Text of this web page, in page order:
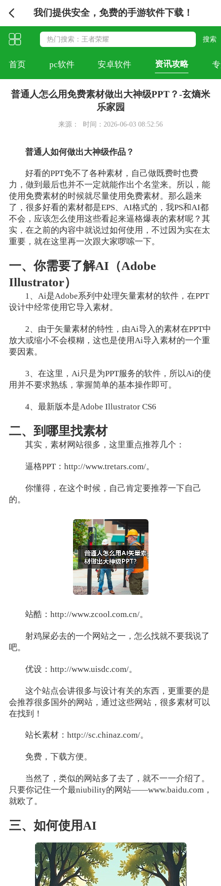
我们提供安全，免费的手游软件下载！
首页 pc软件 安卓软件 资讯攻略
普通人怎么用免费素材做出大神级PPT？-玄熵米
乐家园
来源： 时间：2026-06-03 08:52:56
普通人如何做出大神级作品？
好看的PPT免不了各种素材，自己做既费时也费
力，做到最后也并不一定就能作出个名堂来。所以，能
使用免费素材的时候就尽量使用免费素材。那么题来
了，很多好看的素材都是EPS、AI格式的，我PS和AI都
不会，应该怎么使用这些看起来逼格爆表的素材呢？其
实，在之前的内容中就说过如何使用，不过因为实在太
重要，就在这里再一次跟大家啰嗦一下。
一、你需要了解AI（Adobe
Illustrator）
1、Ai是Adobe系列中处理矢量素材的软件，在PPT
设计中经常使用它导入素材。
2、由于矢量素材的特性，由Ai导入的素材在PPT中
放大或缩小不会模糊，这也是使用Ai导入素材的一个重
要因素。
3、在这里，Ai只是为PPT服务的软件，所以Ai的使
用并不要求熟练，掌握简单的基本操作即可。
4、最新版本是Adobe Illustrator CS6
二、到哪里找素材
其实，素材网站很多，这里重点推荐几个：
逼格PPT：http://www.tretars.com/。
你懂得，在这个时候，自己肯定要推荐一下自己
的。
站酷：http://www.zcool.com.cn/。
射鸡屎必去的一个网站之一，怎么找就不要我说了
吧。
优设：http://www.uisdc.com/。
这个站点会讲很多与设计有关的东西，更重要的是
会推荐很多国外的网站，通过这些网站，很多素材可以
在找到！
站长素材：http://sc.chinaz.com/。
免费，下载方便。
当然了，类似的网站多了去了，就不一一介绍了。
只要你记住一个最niubility的网站——www.baidu.com，
就欧了。
三、如何使用AI